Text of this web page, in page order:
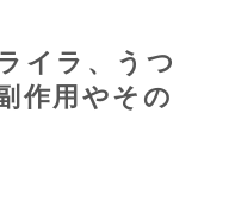
イラ、うつ
作用やその